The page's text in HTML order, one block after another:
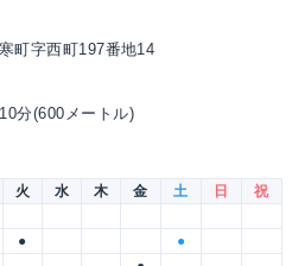
町字西町197番地14
分(600メートル)
火 水 木 金 土 日
祝
●
●